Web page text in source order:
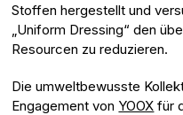
Stoffen hergestellt und
„Uniform Dressing“ den
Resourcen zu reduzieren.
Die umweltbewusste
Engagement von YOOX für